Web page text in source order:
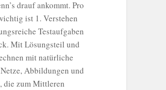
drauf ankommt. Pro
ist 1. Verstehen
Testaufgaben
Mit Lösungsteil und
mit natürliche
Abbildungen und
die zum Mittleren